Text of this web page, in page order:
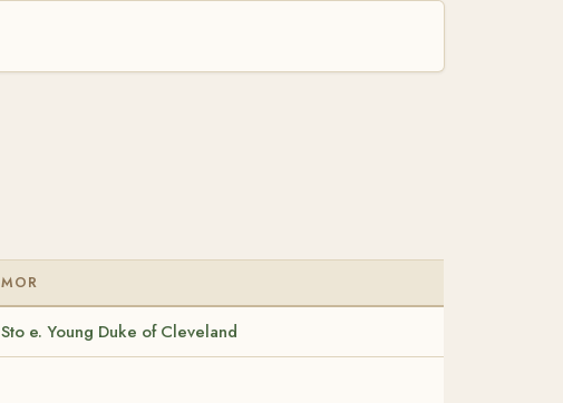
MOR
Sto e. Young Duke of Cleveland